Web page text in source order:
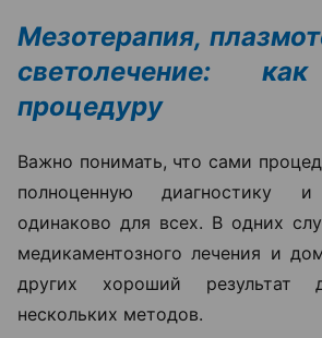
Мезотерапия,
светолечение:
процедуру
Важно понимать, что сами
полноценную диагностику
одинаково для всех. В одних
медикаментозного лечения и
других хороший результат
нескольких методов.